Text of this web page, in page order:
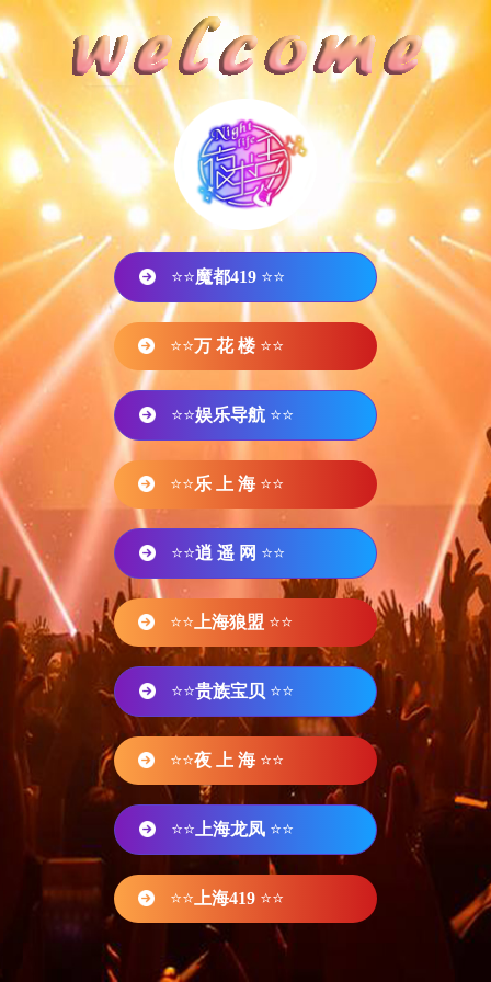
⭐⭐魔都419 ⭐⭐
⭐⭐万 花 楼 ⭐⭐
⭐⭐娱乐导航 ⭐⭐
⭐⭐乐 上 海 ⭐⭐
⭐⭐逍 遥 网 ⭐⭐
⭐⭐ 上海狼盟 ⭐⭐
⭐⭐贵族宝贝 ⭐⭐
⭐⭐夜 上 海 ⭐⭐
⭐⭐ 上海龙凤 ⭐⭐
⭐⭐ 上海419 ⭐⭐